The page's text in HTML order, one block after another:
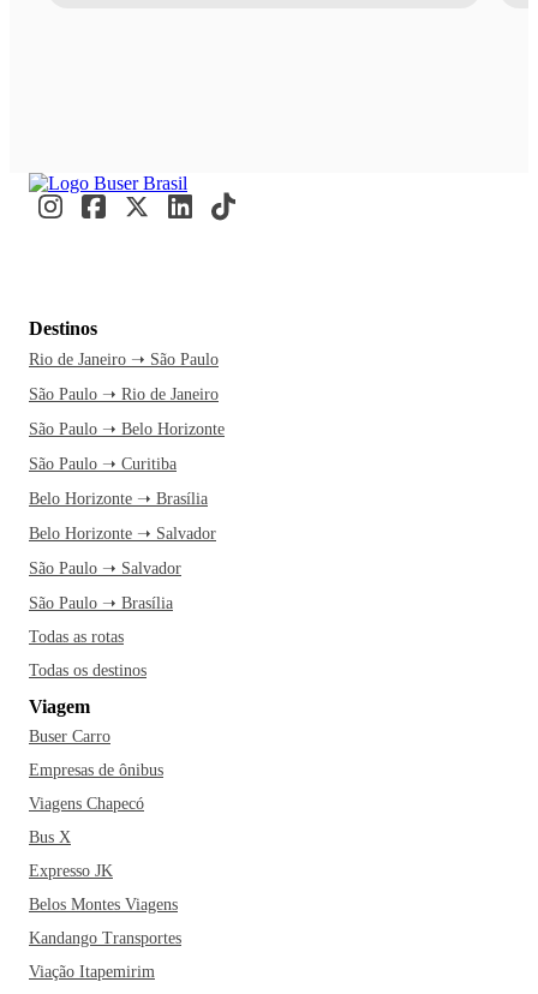
Destinos
Rio de Janeiro ➝ São Paulo
São Paulo ➝ Rio de Janeiro
São Paulo ➝ Belo Horizonte
São Paulo ➝ Curitiba
Belo Horizonte ➝ Brasília
Belo Horizonte ➝ Salvador
São Paulo ➝ Salvador
São Paulo ➝ Brasília
Todas as rotas
Todas os destinos
Viagem
Buser Carro
Empresas de ônibus
Viagens Chapecó
Bus X
Expresso JK
Belos Montes Viagens
Kandango Transportes
Viação Itapemirim